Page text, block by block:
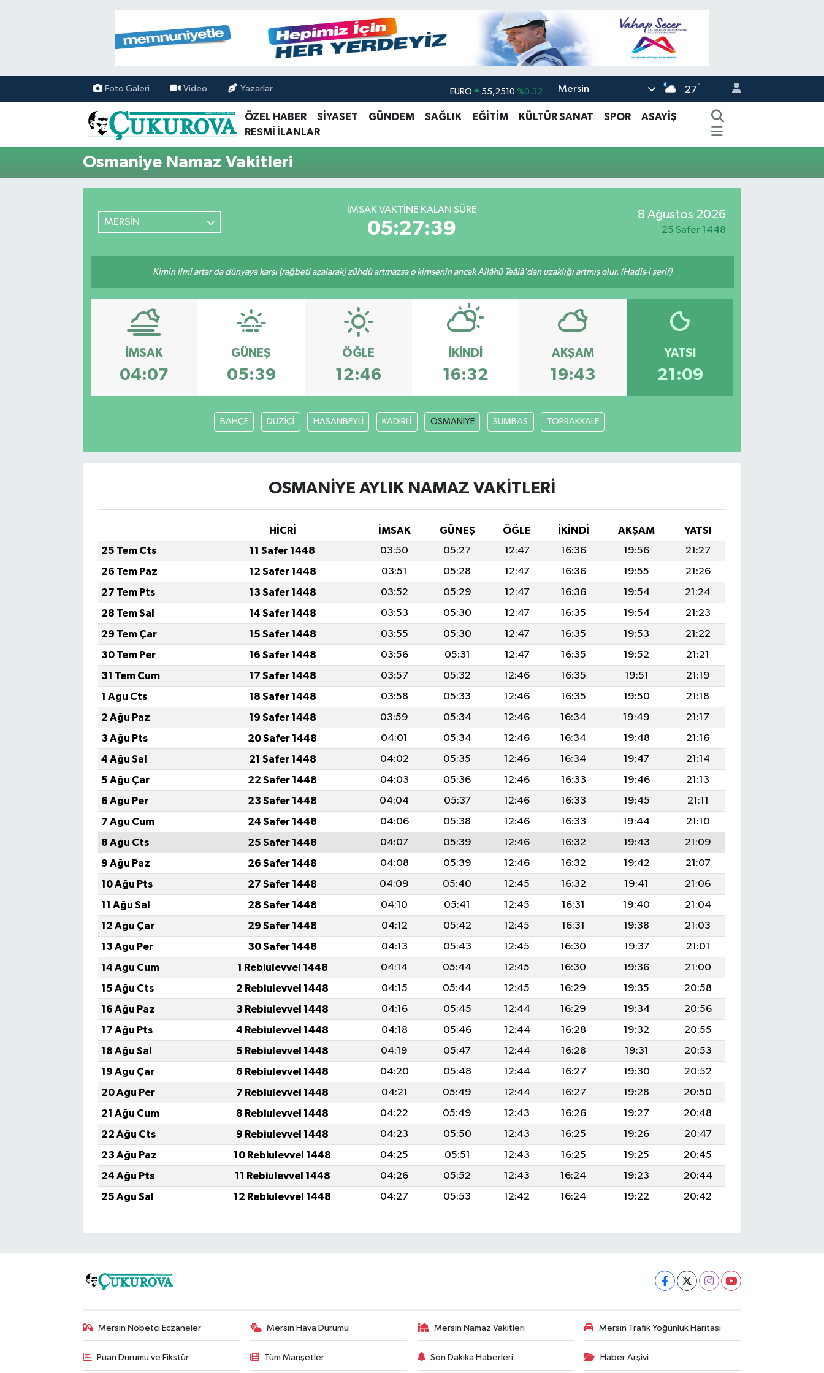
Foto Galeri Video Yazarlar EURO 55,2510 %0.32
STERLİN 64,4811 %0.38
BITCOIN 64.960,21 %0.87
Mersin 27°
ÖZEL HABER SİYASET GÜNDEM SAĞLIK EĞİTİM KÜLTÜR SANAT SPOR
ASAYİŞ
RESMİ İLANLAR
Osmaniye Namaz Vakitleri
MERSİN
İMSAK VAKTINE KALAN SÜRE
05:27:39
8 Ağustos 2026
25 Safer 1448
Kimin ilmi artar da dünyaya karşı (rağbeti azalarak) zühdü artmazsa o kimsenin ancak Allâhü Teâlâ'dan uzaklığı artmış olur. (Hadis-i şerif)
İMSAK
04:07
GÜNEŞ
05:39
ÖĞLE
12:46
İKINDI
16:32
AKŞAM
19:43
YATSI
21:09
BAHÇE DÜZİÇİ HASANBEYLİ KADİRLİ OSMANİYE SUMBAS TOPRAKKALE
OSMANİYE AYLIK NAMAZ VAKITLERI
HİCRİ İMSAK GÜNEŞ ÖĞLE İKINDI AKŞAM
YATSI
25 Tem Cts
11 Safer 1448 03:50 05:27 12:47 16:36 19:56
21:27
26 Tem Paz
12 Safer 1448 03:51 05:28 12:47 16:36 19:55
21:26
27 Tem Pts
13 Safer 1448 03:52 05:29 12:47 16:36 19:54
21:24
28 Tem Sal
14 Safer 1448 03:53 05:30 12:47 16:35 19:54
21:23
29 Tem Çar
15 Safer 1448 03:55 05:30 12:47 16:35 19:53
21:22
30 Tem Per
16 Safer 1448 03:56 05:31 12:47 16:35 19:52
21:21
31 Tem Cum
17 Safer 1448 03:57 05:32 12:46 16:35 19:51
21:19
1 Ağu Cts
18 Safer 1448 03:58 05:33 12:46 16:35 19:50
21:18
2 Ağu Paz
19 Safer 1448 03:59 05:34 12:46 16:34 19:49
21:17
3 Ağu Pts
20 Safer 1448 04:01 05:34 12:46 16:34 19:48
21:16
4 Ağu Sal
21 Safer 1448 04:02 05:35 12:46 16:34 19:47
21:14
5 Ağu Çar
22 Safer 1448 04:03 05:36 12:46 16:33 19:46
21:13
6 Ağu Per
23 Safer 1448 04:04 05:37 12:46 16:33 19:45
21:11
7 Ağu Cum
24 Safer 1448 04:06 05:38 12:46 16:33 19:44
21:10
8 Ağu Cts
25 Safer 1448 04:07 05:39 12:46 16:32 19:43
21:09
9 Ağu Paz
26 Safer 1448 04:08 05:39 12:46 16:32 19:42
21:07
10 Ağu Pts
27 Safer 1448 04:09 05:40 12:45 16:32 19:41
21:06
11 Ağu Sal
28 Safer 1448 04:10 05:41 12:45 16:31 19:40
21:04
12 Ağu Çar
29 Safer 1448 04:12 05:42 12:45 16:31 19:38
21:03
13 Ağu Per
30 Safer 1448 04:13 05:43 12:45 16:30 19:37
21:01
14 Ağu Cum
1 Rebiulevvel 1448 04:14 05:44 12:45 16:30 19:36
21:00
15 Ağu Cts
2 Rebiulevvel 1448 04:15 05:44 12:45 16:29 19:35
20:58
16 Ağu Paz
3 Rebiulevvel 1448 04:16 05:45 12:44 16:29 19:34
20:56
17 Ağu Pts
4 Rebiulevvel 1448 04:18 05:46 12:44 16:28 19:32
20:55
18 Ağu Sal
5 Rebiulevvel 1448 04:19 05:47 12:44 16:28 19:31
20:53
19 Ağu Çar
6 Rebiulevvel 1448 04:20 05:48 12:44 16:27 19:30
20:52
20 Ağu Per
7 Rebiulevvel 1448 04:21 05:49 12:44 16:27 19:28
20:50
21 Ağu Cum
8 Rebiulevvel 1448 04:22 05:49 12:43 16:26 19:27
20:48
22 Ağu Cts
9 Rebiulevvel 1448 04:23 05:50 12:43 16:25 19:26
20:47
23 Ağu Paz
10 Rebiulevvel 1448 04:25 05:51 12:43 16:25 19:25
20:45
24 Ağu Pts
11 Rebiulevvel 1448 04:26 05:52 12:43 16:24 19:23
20:44
25 Ağu Sal
12 Rebiulevvel 1448 04:27 05:53 12:42 16:24 19:22 20:42
Mersin Nöbetçi Eczaneler Mersin Hava Durumu Mersin Namaz Vakitleri Mersin Trafik Yoğunluk Haritası
Puan Durumu ve Fikstür Tüm Manşetler Son Dakika Haberleri Haber Arşivi
Mersin Nöbetçi Eczaneler
Mersin Hava Durumu
Mersin Namaz Vakitleri
Mersin Trafik Yoğunluk Haritası
Süper Lig Puan Durumu ve Fikstür
Son Dakika Haberleri